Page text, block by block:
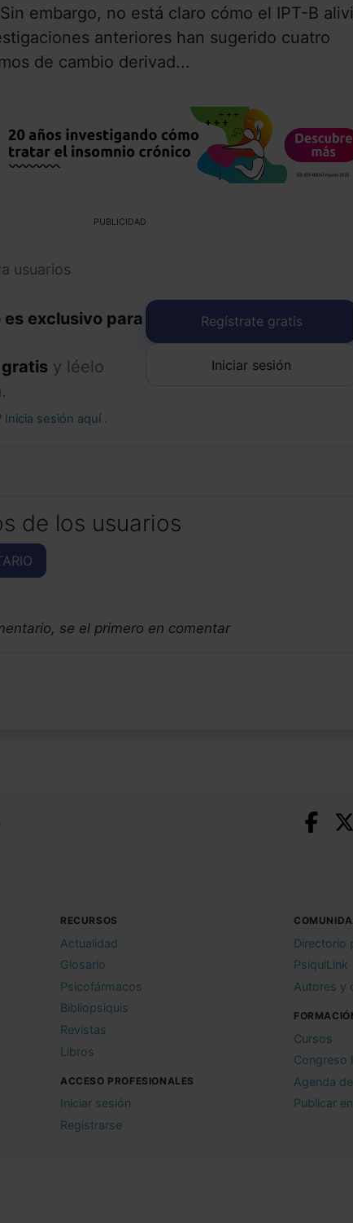
embargo, no está claro cómo el IPT-B
anteriores han sugerido cuatro
de cambio derivad...
PUBLICIDAD
usuarios
exclusivo para
gratis y léelo
Inicia sesión aquí .
Regístrate gratis
Iniciar sesión
de los usuarios
se el primero en comentar
RECURSOS
Actualidad
Glosario
Psicofármacos
Bibliopsiquis
Revistas
Libros
ACCESO PROFESIONALES
Iniciar sesión
Registrarse
Directorio
PsiquiLink
Autores y
Cursos
Congreso
Agenda
Publicar